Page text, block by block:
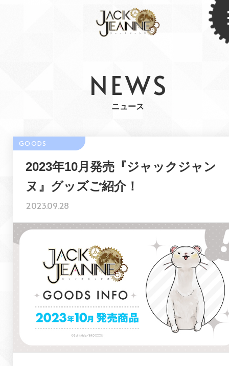
NEWS
ニュース
2023年10月発売『ジャックジャン
ヌ』グッズご紹介！
2023.09.28